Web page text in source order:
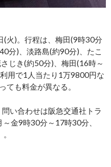
火)。行程は、梅田(9時30分
分)、淡路島(約90分)、たこ
じき(約50分)、梅田(16時～
用で1人当たり1万9800円な
ても料金が異なる。
い合わせは阪急交通社トラ
金9時30分～17時30分、